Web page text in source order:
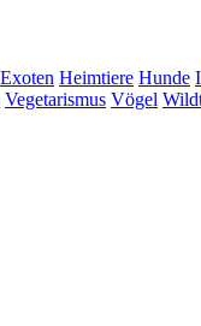
Exoten Heimtiere Hunde
Vegetarismus Vögel